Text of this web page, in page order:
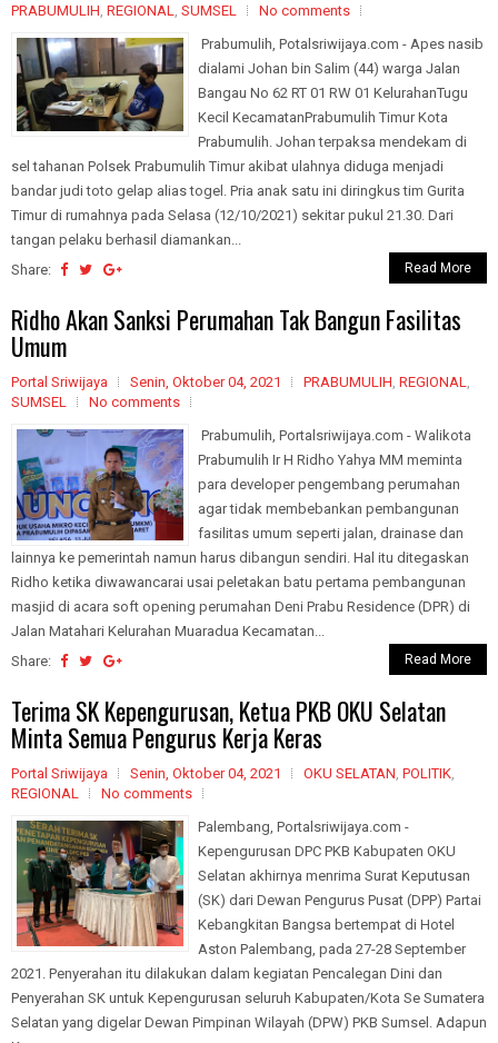
PRABUMULIH, REGIONAL, SUMSEL
No comments
Prabumulih, Potalsriwijaya.com - Apes nasib
dialami Johan bin Salim (44) warga Jalan
Bangau No 62 RT 01 RW 01 KelurahanTugu
Kecil KecamatanPrabumulih Timur Kota
Prabumulih. Johan terpaksa mendekam di
sel tahanan Polsek Prabumulih Timur akibat ulahnya diduga menjadi
bandar judi toto gelap alias togel. Pria anak satu ini diringkus tim Gurita
Timur di rumahnya pada Selasa (12/10/2021) sekitar pukul 21.30. Dari
tangan pelaku berhasil diamankan...
Share:
Read More
Ridho Akan Sanksi Perumahan Tak Bangun Fasilitas
Umum
Portal Sriwijaya Senin, Oktober 04, 2021 PRABUMULIH, REGIONAL,
SUMSEL
No comments
Prabumulih, Portalsriwijaya.com - Walikota
Prabumulih Ir H Ridho Yahya MM meminta
para developer pengembang perumahan
agar tidak membebankan pembangunan
fasilitas umum seperti jalan, drainase dan
lainnya ke pemerintah namun harus dibangun sendiri. Hal itu ditegaskan
Ridho ketika diwawancarai usai peletakan batu pertama pembangunan
masjid di acara soft opening perumahan Deni Prabu Residence (DPR) di
Jalan Matahari Kelurahan Muaradua Kecamatan...
Share:
Read More
Terima SK Kepengurusan, Ketua PKB OKU Selatan
Minta Semua Pengurus Kerja Keras
Portal Sriwijaya Senin, Oktober 04, 2021 OKU SELATAN, POLITIK,
REGIONAL
No comments
Palembang, Portalsriwijaya.com -
Kepengurusan DPC PKB Kabupaten OKU
Selatan akhirnya menrima Surat Keputusan
(SK) dari Dewan Pengurus Pusat (DPP) Partai
Kebangkitan Bangsa bertempat di Hotel
Aston Palembang, pada 27-28 September
2021. Penyerahan itu dilakukan dalam kegiatan Pencalegan Dini dan
Penyerahan SK untuk Kepengurusan seluruh Kabupaten/Kota Se Sumatera
Selatan yang digelar Dewan Pimpinan Wilayah (DPW) PKB Sumsel. Adapun